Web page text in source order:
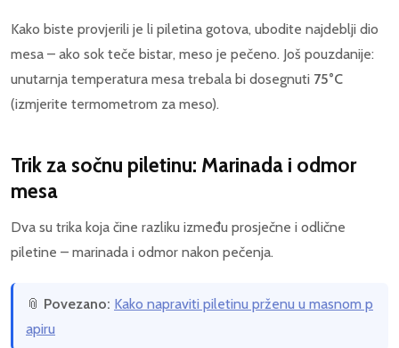
Kako biste provjerili je li piletina gotova, ubodite najdeblji dio
mesa – ako sok teče bistar, meso je pečeno. Još pouzdanije:
unutarnja temperatura mesa trebala bi dosegnuti 75°C
(izmjerite termometrom za meso).
Trik za sočnu piletinu: Marinada i odmor
mesa
Dva su trika koja čine razliku između prosječne i odlične
piletine – marinada i odmor nakon pečenja.
📎 Povezano: Kako napraviti piletinu prženu u masnom p
apiru